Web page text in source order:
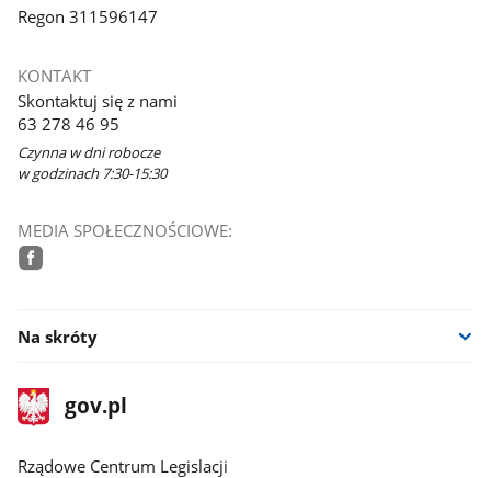
Regon 311596147
KONTAKT
Skontaktuj się z nami
63 278 46 95
Czynna w dni robocze
w godzinach 7:30-15:30
MEDIA SPOŁECZNOŚCIOWE:
Na skróty
stopka
gov.plStrona
gov.pl
Rządowe Centrum Legislacji